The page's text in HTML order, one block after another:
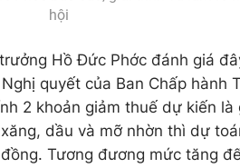
hội
Hồ Đức Phớc đánh giá
quyết của Ban Chấp hành
2 khoản giảm thuế dự kiến là
dầu và mỡ nhờn thì dự
Tương đương mức tăng